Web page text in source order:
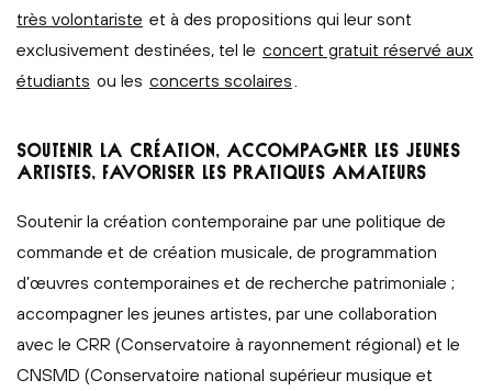
très volontariste et à des propositions qui leur sont
exclusivement destinées, tel le concert gratuit réservé aux
étudiants ou les concerts scolaires
SOUTENIR LA CRÉATION, ACCOMPAGNER LES JEUNES
ARTISTES, FAVORISER LES PRATIQUES AMATEURS
Soutenir la création contemporaine par une politique de
commande et de création musicale, de programmation
d’œuvres contemporaines et de recherche patrimoniale ;
accompagner les jeunes artistes, par une collaboration
avec le CRR (Conservatoire à rayonnement régional) et le
CNSMD (Conservatoire national supérieur musique et